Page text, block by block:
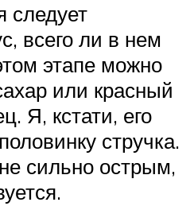
следует
всего ли в нем
этапе можно
или красный
Я, кстати, его
стручка.
сильно острым,